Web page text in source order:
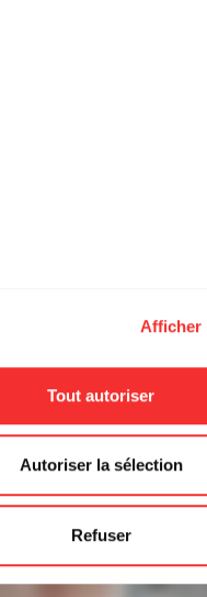
Afficher
Tout autoriser
Autoriser la sélection
Refuser